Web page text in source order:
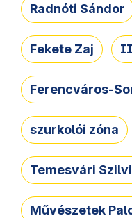
Radnóti Sándor
Fekete Zaj
Ferencváros-
szurkolói zóna
Temesvári
Művészetek